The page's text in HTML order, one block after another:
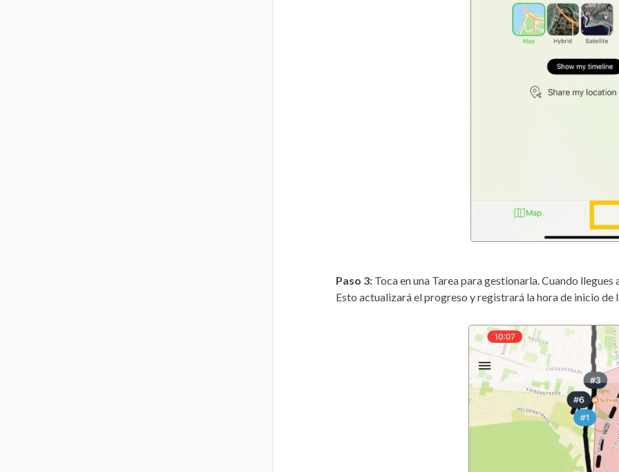
Paso 3: Toca en una Tarea para gestionarla. Cuando llegues
Esto actualizará el progreso y registrará la hora de inicio de